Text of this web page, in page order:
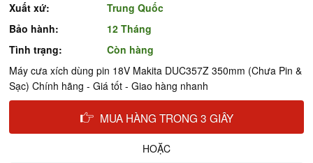
Xuất xứ:
Trung Quốc
Bảo hành:
12 Tháng
Tình trạng:
Còn hàng
Máy cưa xích dùng pin 18V Makita DUC357Z 350mm (Chưa Pin &
Sạc) Chính hãng - Giá tốt - Giao hàng nhanh
MUA HÀNG TRONG 3 GIÂY
HOẶC